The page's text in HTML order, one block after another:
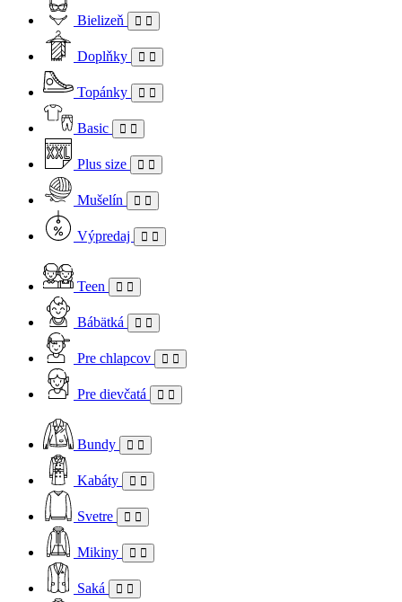
Bielizeň
Doplňky
Topánky
Basic
Plus size
Mušelín
Výpredaj
Teen
Bábätká
Pre chlapcov
Pre dievčatá
Bundy
Kabáty
Svetre
Mikiny
Saká